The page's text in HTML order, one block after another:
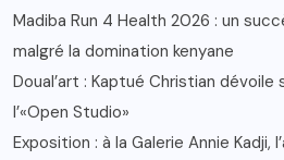
Madiba Run 4 Health 2026 : un
malgré la domination kenyane
Doual’art : Kaptué Christian dévoile
l’«Open Studio»
Exposition : à la Galerie Annie Kadji,